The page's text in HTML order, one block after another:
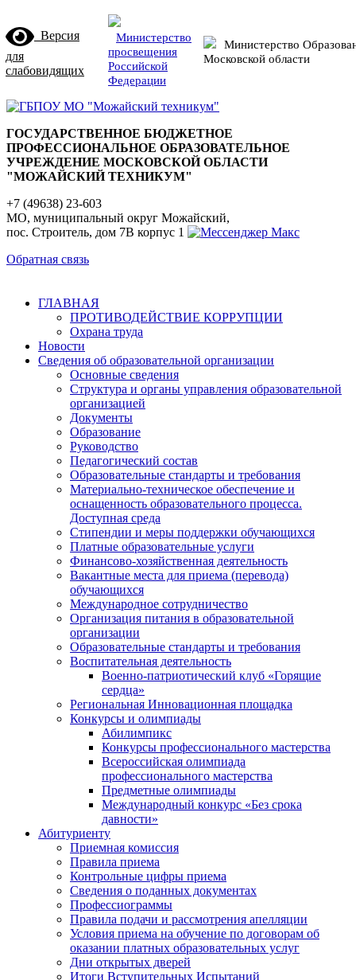
Версия
для
слабовидящих
Министерство
просвещения
Российской
Федерации
Министерство
Московской области
ГОСУДАРСТВЕННОЕ БЮДЖЕТНОЕ
ПРОФЕССИОНАЛЬНОЕ ОБРАЗОВАТЕЛЬНОЕ
УЧРЕЖДЕНИЕ МОСКОВСКОЙ ОБЛАСТИ
"МОЖАЙСКИЙ ТЕХНИКУМ"
+7 (49638) 23-603
МО, муниципальный округ Можайский,
пос. Строитель, дом 7В корпус 1
Обратная связь
ГЛАВНАЯ
ПРОТИВОДЕЙСТВИЕ КОРРУПЦИИ
Охрана труда
Новости
Сведения об образовательной организации
Основные сведения
Структура и органы управления образовательной
организацией
Документы
Образование
Руководство
Педагогический состав
Образовательные стандарты и требования
Материально-техническое обеспечение и
оснащенность образовательного процесса.
Доступная среда
Стипендии и меры поддержки обучающихся
Платные образовательные услуги
Финансово-хозяйственная деятельность
Вакантные места для приема (перевода)
обучающихся
Международное сотрудничество
Организация питания в образовательной
организации
Образовательные стандарты и требования
Воспитательная деятельность
Военно-патриотический клуб «Горящие
сердца»
Региональная Инновационная площадка
Конкурсы и олимпиады
Абилимпикс
Конкурсы профессионального мастерства
Всероссийская олимпиада
профессионального мастерства
Предметные олимпиады
Международный конкурс «Без срока
давности»
Абитуриенту
Приемная комиссия
Правила приема
Контрольные цифры приема
Сведения о поданных документах
Профессиограммы
Правила подачи и рассмотрения апелляции
Условия приема на обучение по договорам об
оказании платных образовательных услуг
Дни открытых дверей
Итоги Вступительных Испытаний